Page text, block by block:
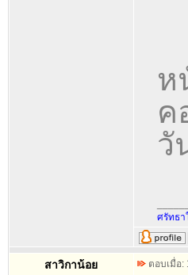
ห
ค
วั
ศรัทธา
สาวิกาน้อย ตอบเมื่อ: